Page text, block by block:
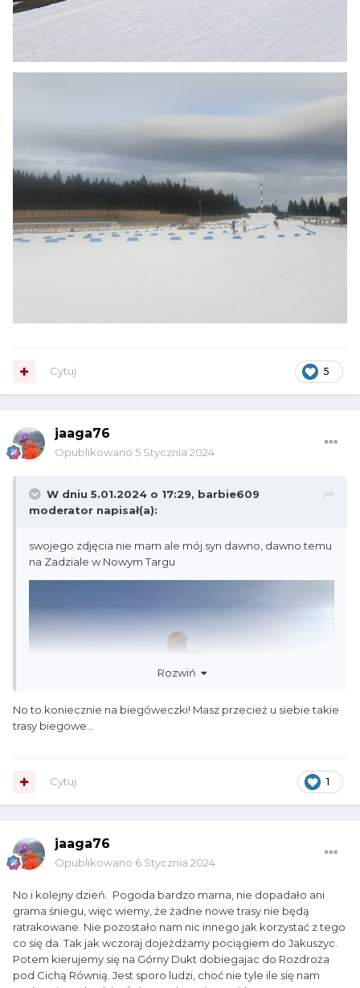
5
Cytuj
jaaga76
Opublikowano 5 Stycznia 2024
W dniu 5.01.2024 o 17:29, barbie609
moderator napisał(a):
swojego zdjęcia nie mam ale mój syn dawno, dawno temu
na Zadziale w Nowym Targu
tak na dobry początek bo ja już od wielu lat nie stałem na
deskach
Rozwiń
No to.koniecznie na biegóweczki! Masz przecież u siebie takie
trasy biegowe...
1
Cytuj
jaaga76
Opublikowano 6 Stycznia 2024
No i kolejny dzień. Pogoda bardzo marna, nie dopadało ani
grama śniegu, więc wiemy, że żadne nowe trasy nie będą
ratrakowane. Nie pozostało nam nic innego jak korzystać z tego
co się da. Tak jak wczoraj dojeżdżamy pociągiem do Jakuszyc.
Potem kierujemy się na Górny Dukt dobiegajac do Rozdroża
pod Cichą Równią. Jest sporo ludzi, choć nie tyle ile się nam